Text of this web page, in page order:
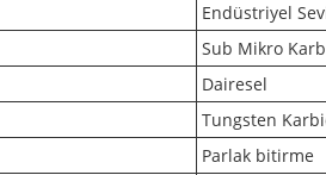
Endüstriyel
Sub Mikro
Dairesel
Tungsten
Parlak bitirme